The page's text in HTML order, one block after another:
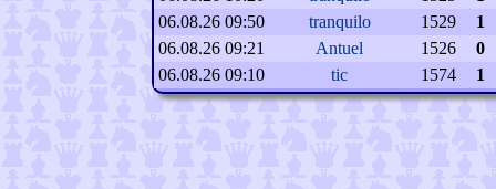
06.08.26 09:50
tranquilo 1529
1
06.08.26 09:21
Antuel 1526
0
06.08.26 09:10
tic 1574 1